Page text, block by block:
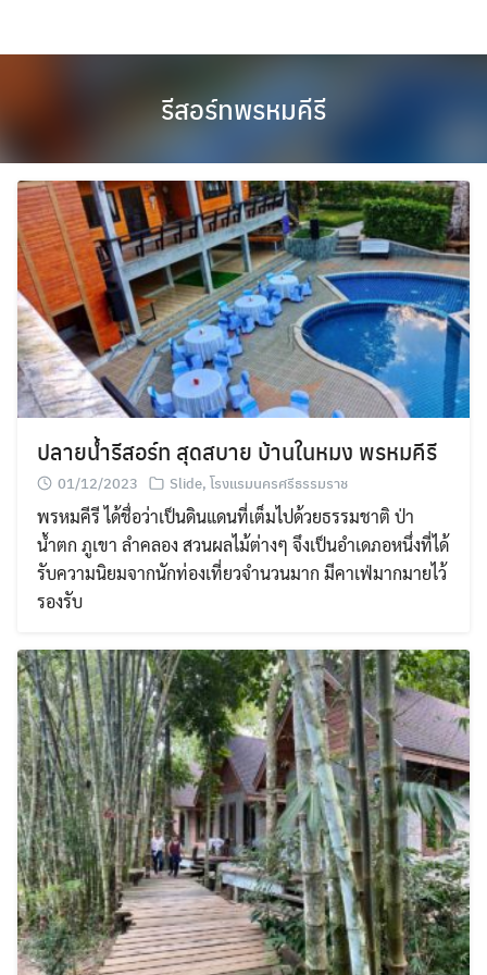
Search
for:
รีสอร์ทพรหมคีรี
ปลายน้ำรีสอร์ท สุดสบาย บ้านในหมง พรหมคีรี
01/12/2023 Slide, โรงแรมนครศรีธรรมราช
พรหมคีรี ได้ชื่อว่าเป็นดินแดนที่เต็มไปด้วยธรรมชาติ ป่า
น้ำตก ภูเขา ลำคลอง สวนผลไม้ต่างๆ จึงเป็นอำเดภอหนึ่งที่ได้
รับความนิยมจากนักท่องเที่ยวจำนวนมาก มีคาเฟ่มากมายไว้
รองรับ